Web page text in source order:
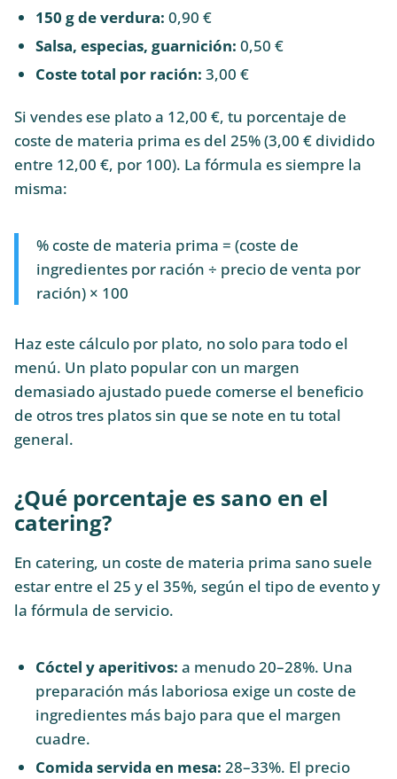
150 g de verdura: 0,90 €
Salsa, especias, guarnición: 0,50 €
Coste total por ración: 3,00 €
Si vendes ese plato a 12,00 €, tu porcentaje de
coste de materia prima es del 25% (3,00 € dividido
entre 12,00 €, por 100). La fórmula es siempre la
misma:
% coste de materia prima = (coste de
ingredientes por ración ÷ precio de venta por
ración) × 100
Haz este cálculo por plato, no solo para todo el
menú. Un plato popular con un margen
demasiado ajustado puede comerse el beneficio
de otros tres platos sin que se note en tu total
general.
¿Qué porcentaje es sano en el
catering?
En catering, un coste de materia prima sano suele
estar entre el 25 y el 35%, según el tipo de evento y
la fórmula de servicio.
Cóctel y aperitivos: a menudo 20–28%. Una
preparación más laboriosa exige un coste de
ingredientes más bajo para que el margen
cuadre.
Comida servida en mesa: 28–33%. El precio